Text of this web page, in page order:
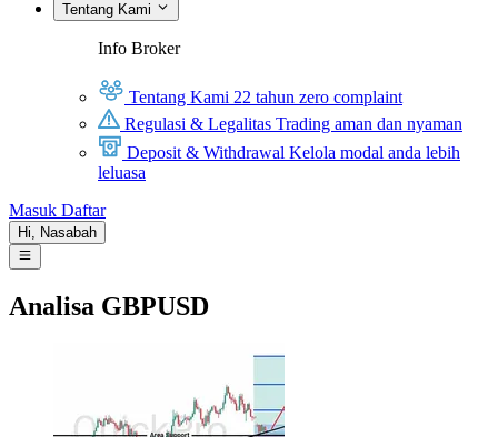
Tentang Kami
Info Broker
Tentang Kami 22 tahun zero complaint
Regulasi & Legalitas Trading aman dan nyaman
Deposit & Withdrawal Kelola modal anda lebih
leluasa
Masuk Daftar
Hi, Nasabah
Analisa GBPUSD